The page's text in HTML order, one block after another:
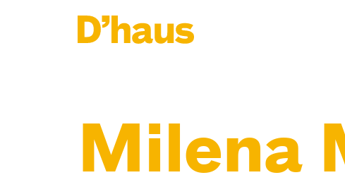
Milena